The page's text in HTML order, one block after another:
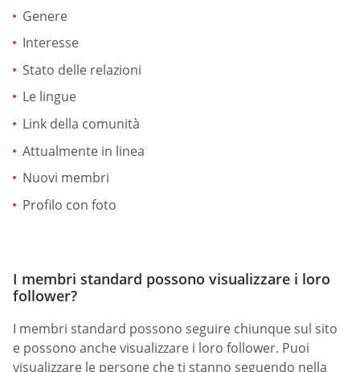
Genere
Interesse
Stato delle relazioni
Le lingue
Link della comunità
Attualmente in linea
Nuovi membri
Profilo con foto
I membri standard possono visualizzare i loro
follower?
I membri standard possono seguire chiunque sul sito
e possono anche visualizzare i loro follower. Puoi
visualizzare le persone che ti stanno seguendo nella